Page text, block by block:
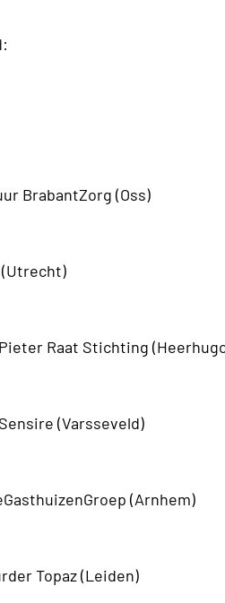
BrabantZorg (Oss)
(Utrecht)
Raat Stichting
(Varsseveld)
(Arnhem)
Topaz (Leiden)